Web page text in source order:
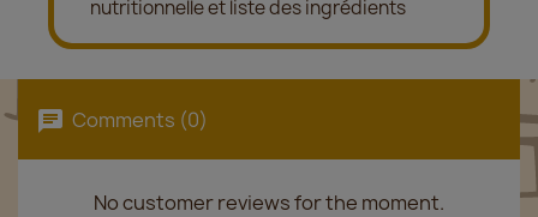
nutritionnelle et liste des ingrédients
Comments (0)
No customer reviews for the moment.